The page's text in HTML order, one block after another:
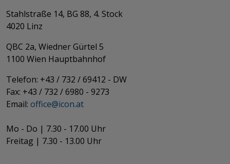
Stahlstraße 14, BG 88, 4. Stock
4020 Linz
QBC 2a, Wiedner Gürtel 5
​​​​​​​1100 Wien Hauptbahnhof
Telefon: +43 / 732 / 69412 - DW
Fax: +43 / 732 / 6980 - 9273
​​​​​​​Email: office@­icon.at
Mo - Do | 7.30 - 17.00 Uhr
Freitag | 7.30 - 13.00 Uhr​​​​​​​